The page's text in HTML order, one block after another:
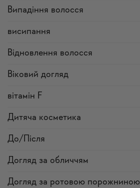
Випадіння волосся
висипання
Відновлення волосся
Віковий догляд
вітамін F
Дитяча косметика
До/Після
Догляд за обличчям
Догляд за ротовою порожниною